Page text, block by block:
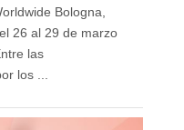
Bologna,
26 al 29 de marzo
las
los ...